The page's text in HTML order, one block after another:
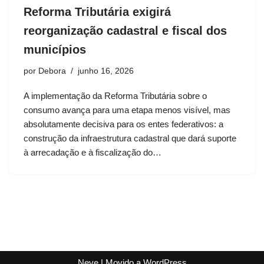
Reforma Tributária exigirá
reorganização cadastral e fiscal dos
municípios
por Debora junho 16, 2026
A implementação da Reforma Tributária sobre o
consumo avança para uma etapa menos visível, mas
absolutamente decisiva para os entes federativos: a
construção da infraestrutura cadastral que dará suporte
à arrecadação e à fiscalização do…